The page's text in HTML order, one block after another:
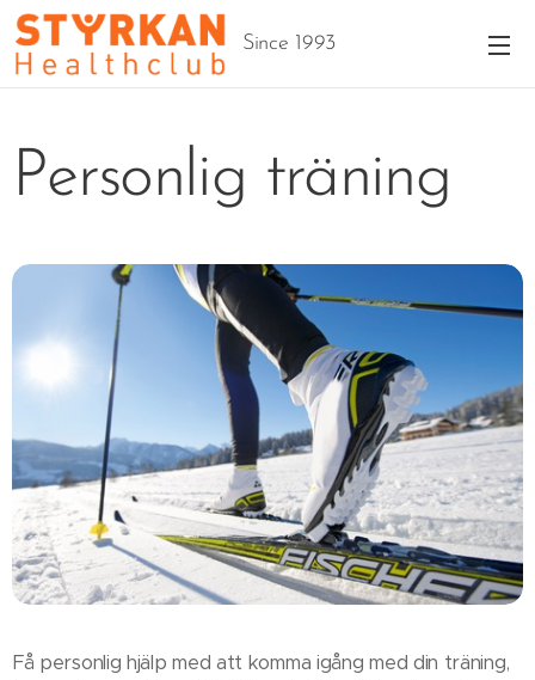
Since 1993
Personlig träning
Få personlig hjälp med att komma igång med din träning,